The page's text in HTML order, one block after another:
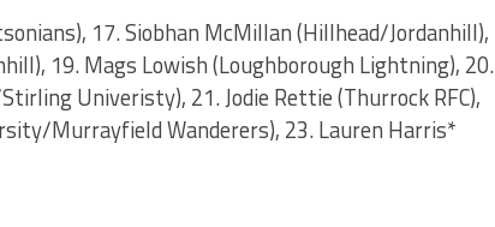
17. Siobhan McMillan (Hillhead/Jordanhill),
19. Mags Lowish (Loughborough Lightning), 20.
Univeristy), 21. Jodie Rettie (Thurrock RFC),
Murrayfield Wanderers), 23. Lauren Harris*